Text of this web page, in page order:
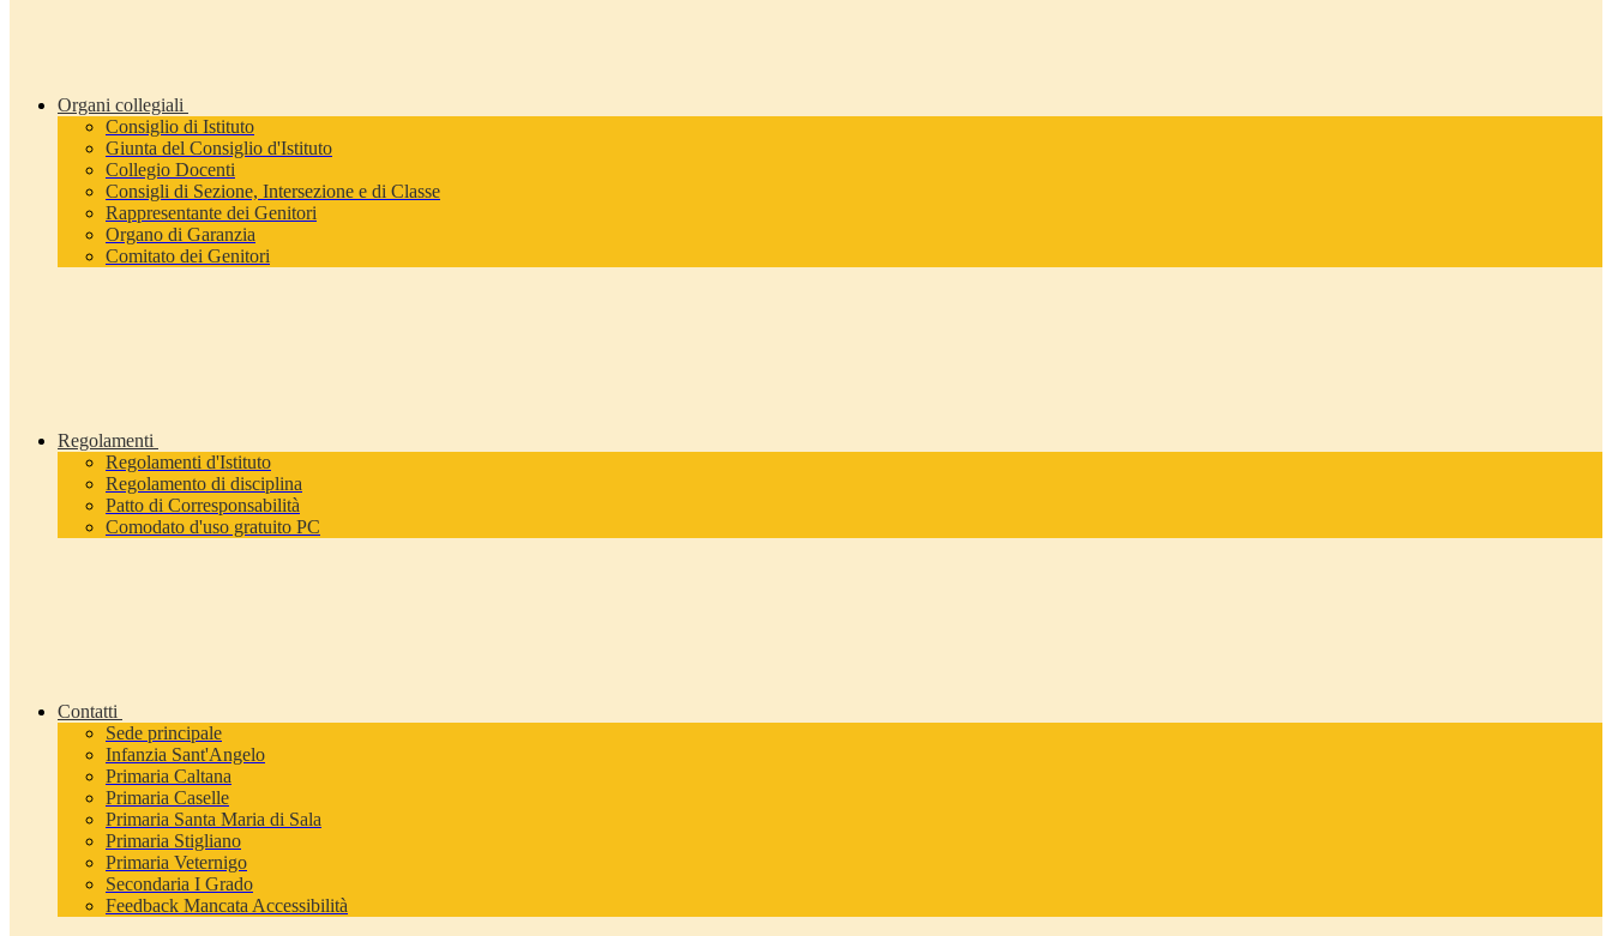
Organi collegiali
Consiglio di Istituto
Giunta del Consiglio d'Istituto
Collegio Docenti
Consigli di Sezione, Intersezione e di Classe
Rappresentante dei Genitori
Organo di Garanzia
Comitato dei Genitori
Regolamenti
Regolamenti d'Istituto
Regolamento di disciplina
Patto di Corresponsabilità
Comodato d'uso gratuito PC
Contatti
Sede principale
Infanzia Sant'Angelo
Primaria Caltana
Primaria Caselle
Primaria Santa Maria di Sala
Primaria Stigliano
Primaria Veternigo
Secondaria I Grado
Feedback Mancata Accessibilità